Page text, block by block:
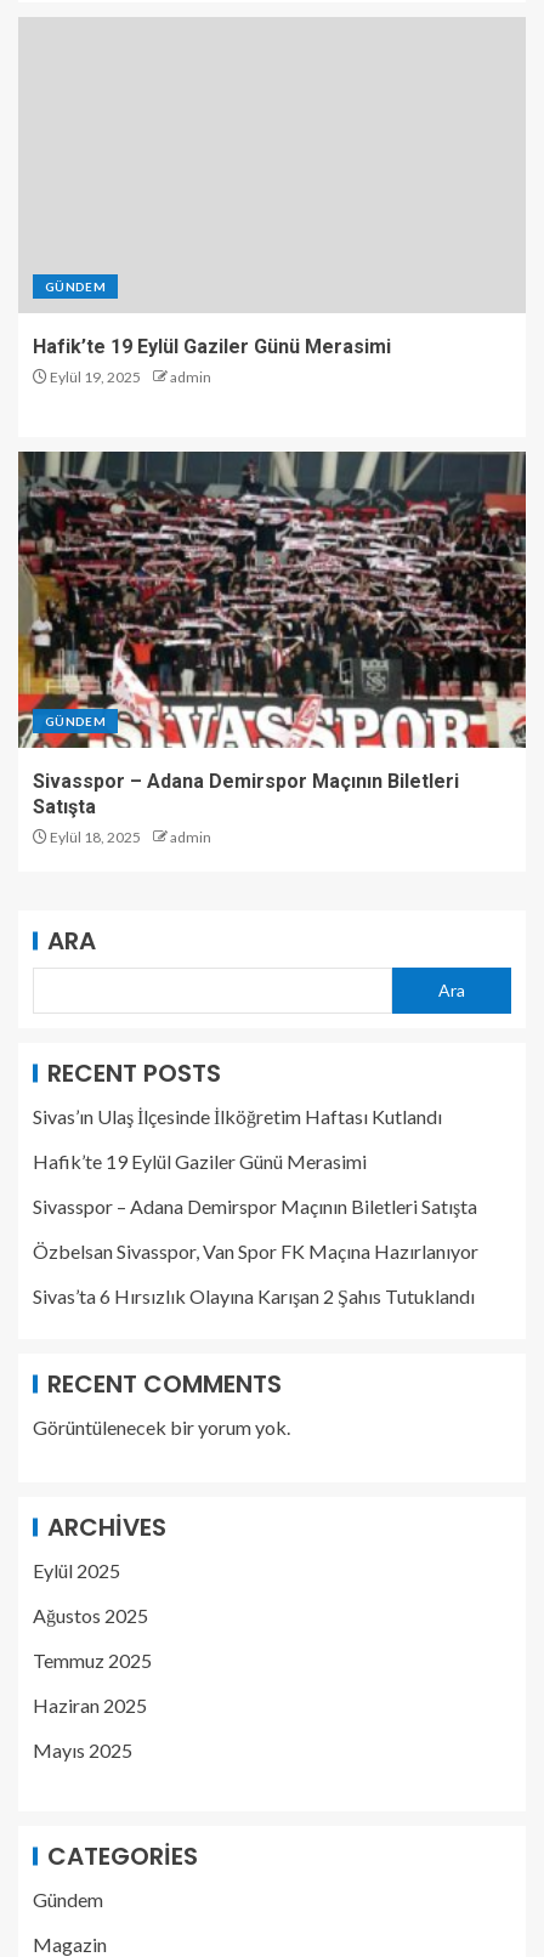
GÜNDEM
Hafik’te 19 Eylül Gaziler Günü Merasimi
Eylül 19, 2025 admin
GÜNDEM
Sivasspor – Adana Demirspor Maçının Biletleri
Satışta
Eylül 18, 2025 admin
ARA
Ara
RECENT POSTS
Sivas’ın Ulaş İlçesinde İlköğretim Haftası Kutlandı
Hafik’te 19 Eylül Gaziler Günü Merasimi
Sivasspor – Adana Demirspor Maçının Biletleri Satışta
Özbelsan Sivasspor, Van Spor FK Maçına Hazırlanıyor
Sivas’ta 6 Hırsızlık Olayına Karışan 2 Şahıs Tutuklandı
RECENT COMMENTS
Görüntülenecek bir yorum yok.
ARCHIVES
Eylül 2025
Ağustos 2025
Temmuz 2025
Haziran 2025
Mayıs 2025
CATEGORIES
Gündem
Magazin